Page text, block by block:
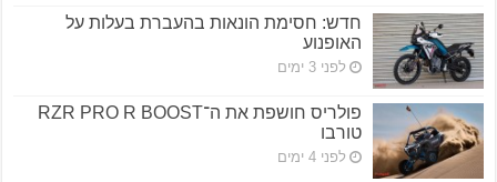
חדש: חסימת הונאות בהעברת בעלות על
האופנוע
לפני 3 ימים
פולריס חושפת את ה־RZR PRO R BOOST
טורבו
לפני 4 ימים